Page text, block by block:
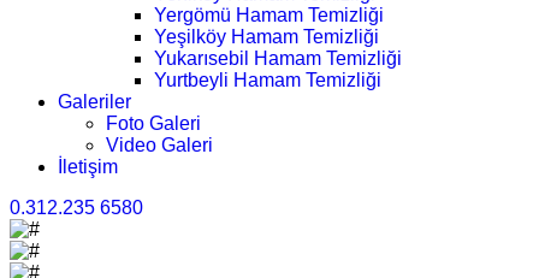
Yergömü Hamam Temizliği
Yeşilköy Hamam Temizliği
Yukarısebil Hamam Temizliği
Yurtbeyli Hamam Temizliği
Galeriler
Foto Galeri
Video Galeri
İletişim
0.312.235 6580